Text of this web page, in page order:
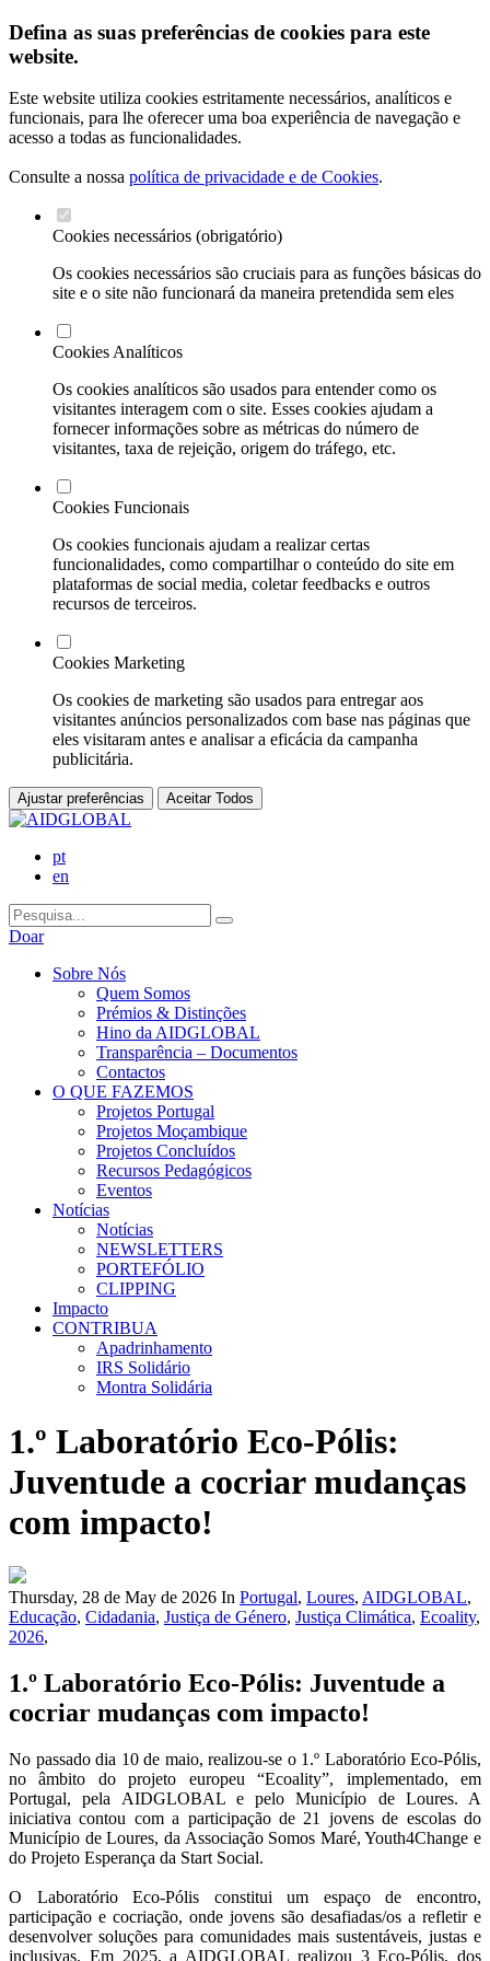
Defina as suas preferências de cookies para este
website.
Este website utiliza cookies estritamente necessários, analíticos e
funcionais, para lhe oferecer uma boa experiência de navegação e
acesso a todas as funcionalidades.
Consulte a nossa política de privacidade e de Cookies.
Cookies necessários (obrigatório)
Os cookies necessários são cruciais para as funções básicas do
site e o site não funcionará da maneira pretendida sem eles
Cookies Analíticos
Os cookies analíticos são usados para entender como os
visitantes interagem com o site. Esses cookies ajudam a
fornecer informações sobre as métricas do número de
visitantes, taxa de rejeição, origem do tráfego, etc.
Cookies Funcionais
Os cookies funcionais ajudam a realizar certas
funcionalidades, como compartilhar o conteúdo do site em
plataformas de social media, coletar feedbacks e outros
recursos de terceiros.
Cookies Marketing
Os cookies de marketing são usados para entregar aos
visitantes anúncios personalizados com base nas páginas que
eles visitaram antes e analisar a eficácia da campanha
publicitária.
Ajustar preferências Aceitar Todos
pt
en
Doar
Sobre Nós
Quem Somos
Prémios & Distinções
Hino da AIDGLOBAL
Transparência – Documentos
Contactos
O QUE FAZEMOS
Projetos Portugal
Projetos Moçambique
Projetos Concluídos
Recursos Pedagógicos
Eventos
Notícias
Notícias
NEWSLETTERS
PORTEFÓLIO
CLIPPING
Impacto
CONTRIBUA
Apadrinhamento
IRS Solidário
Montra Solidária
1.º Laboratório Eco-Pólis:
Juventude a cocriar mudanças
com impacto!
Thursday, 28 de May de 2026 In Portugal, Loures, AIDGLOBAL,
Educação, Cidadania, Justiça de Género, Justiça Climática, Ecoality,
2026,
1.º Laboratório Eco-Pólis: Juventude a
cocriar mudanças com impacto!
No passado dia 10 de maio, realizou-se o 1.º Laboratório Eco-Pólis,
no âmbito do projeto europeu “Ecoality”, implementado, em
Portugal, pela AIDGLOBAL e pelo Município de Loures. A
iniciativa contou com a participação de 21 jovens de escolas do
Município de Loures, da Associação Somos Maré, Youth4Change e
do Projeto Esperança da Start Social.
O Laboratório Eco-Pólis constitui um espaço de encontro,
participação e cocriação, onde jovens são desafiadas/os a refletir e
desenvolver soluções para comunidades mais sustentáveis, justas e
inclusivas. Em 2025, a AIDGLOBAL realizou 3 Eco-Pólis, dos